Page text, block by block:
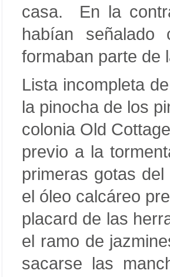
casa. En la
habían
formaban parte de
Lista incompleta
la pinocha de los
colonia Old
previo a la
primeras gotas
el óleo calcáreo
placard de las
el ramo de
sacarse las